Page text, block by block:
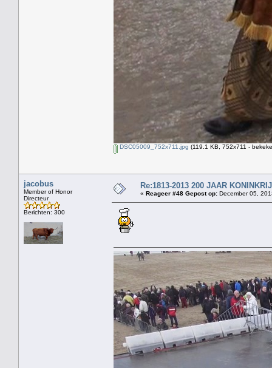
DSC05009_752x711.jpg (119.1 KB, 752x711 -
jacobus
Member of Honor
Directeur
Berichten: 300
Re:1813-2013 200 JAAR
« Reageer #48 Gepost op: December 05,